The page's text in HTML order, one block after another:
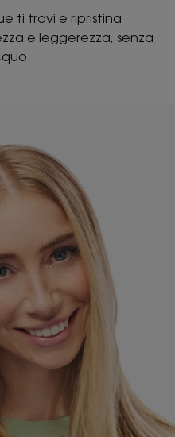
ti trovi e ripristina
e leggerezza, senza